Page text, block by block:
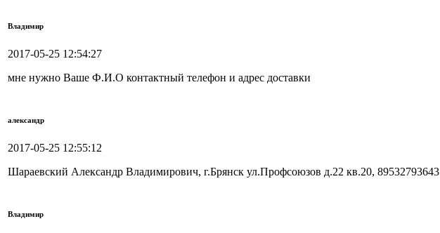
Владимир
2017-05-25 12:54:27
мне нужно Ваше Ф.И.О контактный телефон и адрес доставки
александр
2017-05-25 12:55:12
Шараевский Александр Владимирович, г.Брянск ул.Профсоюзов д.22 кв.20, 89532793643
Владимир